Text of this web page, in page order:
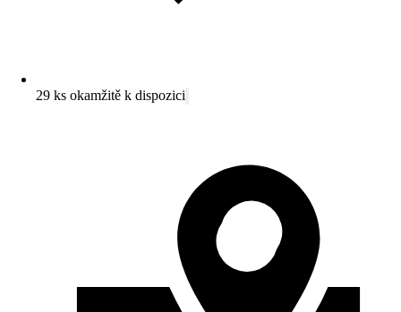
29 ks okamžitě k dispozici